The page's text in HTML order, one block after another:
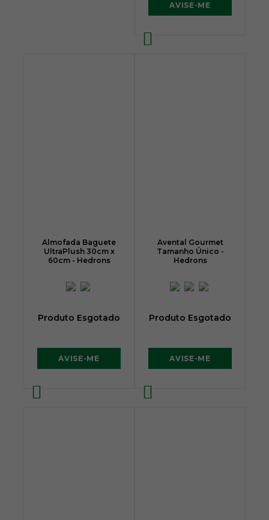
AVISE-ME
Almofada Baguete
UltraPlush 30cm x
60cm - Hedrons
Produto Esgotado
AVISE-ME
Avental Gourmet
Tamanho Único -
Hedrons
Produto Esgotado
AVISE-ME